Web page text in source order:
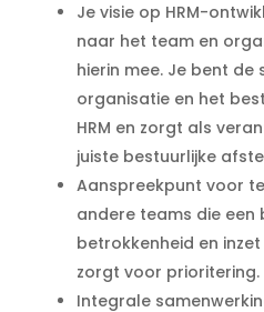
Je visie op HRM-
naar het team en
hierin mee. Je bent de
organisatie en het
HRM en zorgt als
juiste bestuurlijke
Aanspreekpunt voor
andere teams die
betrokkenheid en
zorgt voor prioritering.
Integrale